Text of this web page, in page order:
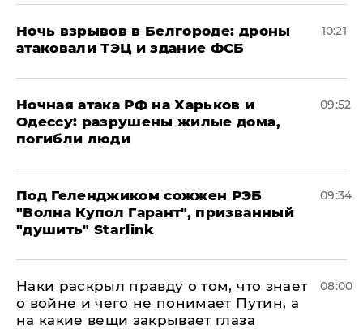
​Ночь взрывов в Белгороде: дроны
атаковали ТЭЦ и здание ФСБ
10:21
​Ночная атака РФ на Харьков и
Одессу: разрушены жилые дома,
погибли люди
09:52
Под Геленджиком сожжен РЭБ
"Волна Купол Гарант", призванный
"душить" Starlink
09:34
Наки раскрыл правду о том, что знает
о войне и чего не понимает Путин, а
на какие вещи закрывает глаза
08:00